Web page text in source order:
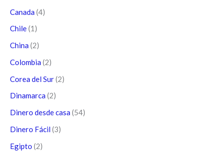
Canada (4)
Chile(1)
China (2)
Colombia (2)
Corea del Sur(2)
Dinamarca (2)
Dinero desde casa (54)
Dinero Fácil (3)
Egipto (2)